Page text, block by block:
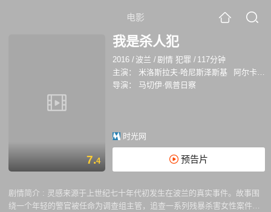
电影
7.4
我是杀人犯
2016 / 波兰 /剧情 犯罪 / 117分钟
主演：
米洛斯拉夫·哈尼斯泽斯基
阿尔卡迪乌什·雅库比克
导演：
马切伊·佩普日察
时光网
预告片
剧情简介 : 灵感来源于上世纪七十年代初发生在波兰的真实事件。故事围
绕一个年轻的警官被任命为调查组主管，追查一系列残暴杀害女性案件的